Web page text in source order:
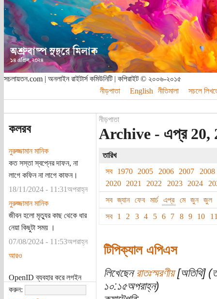
সচলায়তন.com | অনলাইন রাইটার্স কমিউনিটি | কপিরাইট © ২০০৬-২০১৫
নীড়পাতা
English নীতিমালা সচলে
কলরব
নুরুজ্জামান মানিক
কত সস্তা স্বপ্নের দাফন, না
লাগে কফিন না লাগে কাফন।
18/11/2024 - 11:31অপরাহ্ন
নুরুজ্জামান মানিক
জীবন হলো মৃত্যুর কাছ থেকে ধার
নেয়া কিছুটা সময় ।
07/08/2024 - 11:53অপরাহ্ন
আরও
OpenID ব্যবহার করে লগইন
করুন:
নীড়পাতা
Archive - এপ্র 20,
তারিখ
সব
1970 2005 2006 2007
2008
2020
2021 2022 2023 2024
সব
জ্যান ফেব মার্চ এপ্র মে জুন
জুল
সব
1 2 3 4 5 6 7 8 9 10
টিপিক্যাল এপিএস
লিখেছেন রাতঃস্মরণীয়[অতিথি]
১০:১৫অপরাহ্ন)